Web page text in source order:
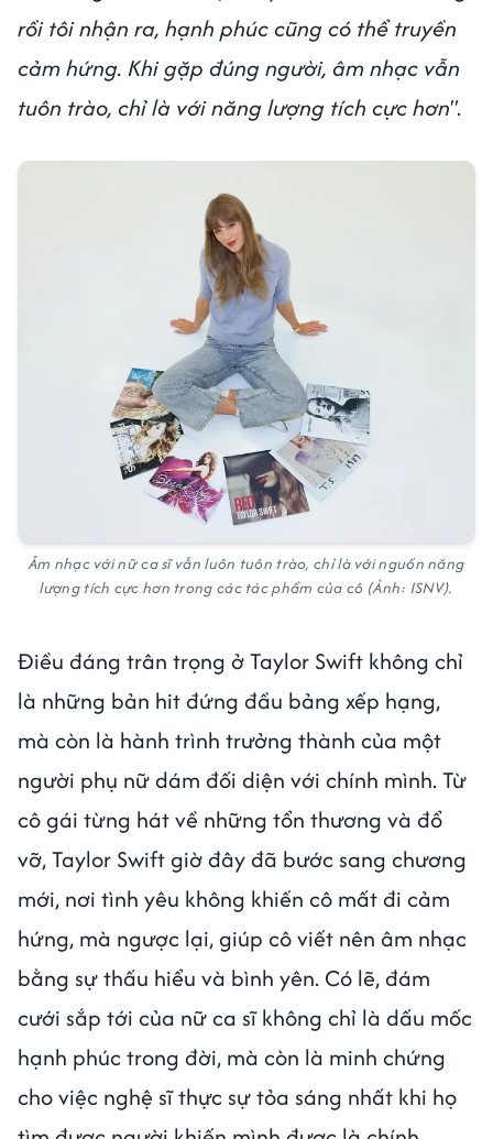
rồi tôi nhận ra, hạnh phúc cũng có thể truyền
cảm hứng. Khi gặp đúng người, âm nhạc vẫn
tuôn trào, chỉ là với năng lượng tích cực hơn".
Âm nhạc với nữ ca sĩ vẫn luôn tuôn trào, chỉ là với nguồn năng
lượng tích cực hơn trong các tác phẩm của cô (Ảnh: ISNV).
Điều đáng trân trọng ở Taylor Swift không chỉ
là những bản hit đứng đầu bảng xếp hạng,
mà còn là hành trình trưởng thành của một
người phụ nữ dám đối diện với chính mình. Từ
cô gái từng hát về những tổn thương và đổ
vỡ, Taylor Swift giờ đây đã bước sang chương
mới, nơi tình yêu không khiến cô mất đi cảm
hứng, mà ngược lại, giúp cô viết nên âm nhạc
bằng sự thấu hiểu và bình yên. Có lẽ, đám
cưới sắp tới của nữ ca sĩ không chỉ là dấu mốc
hạnh phúc trong đời, mà còn là minh chứng
cho việc nghệ sĩ thực sự tỏa sáng nhất khi họ